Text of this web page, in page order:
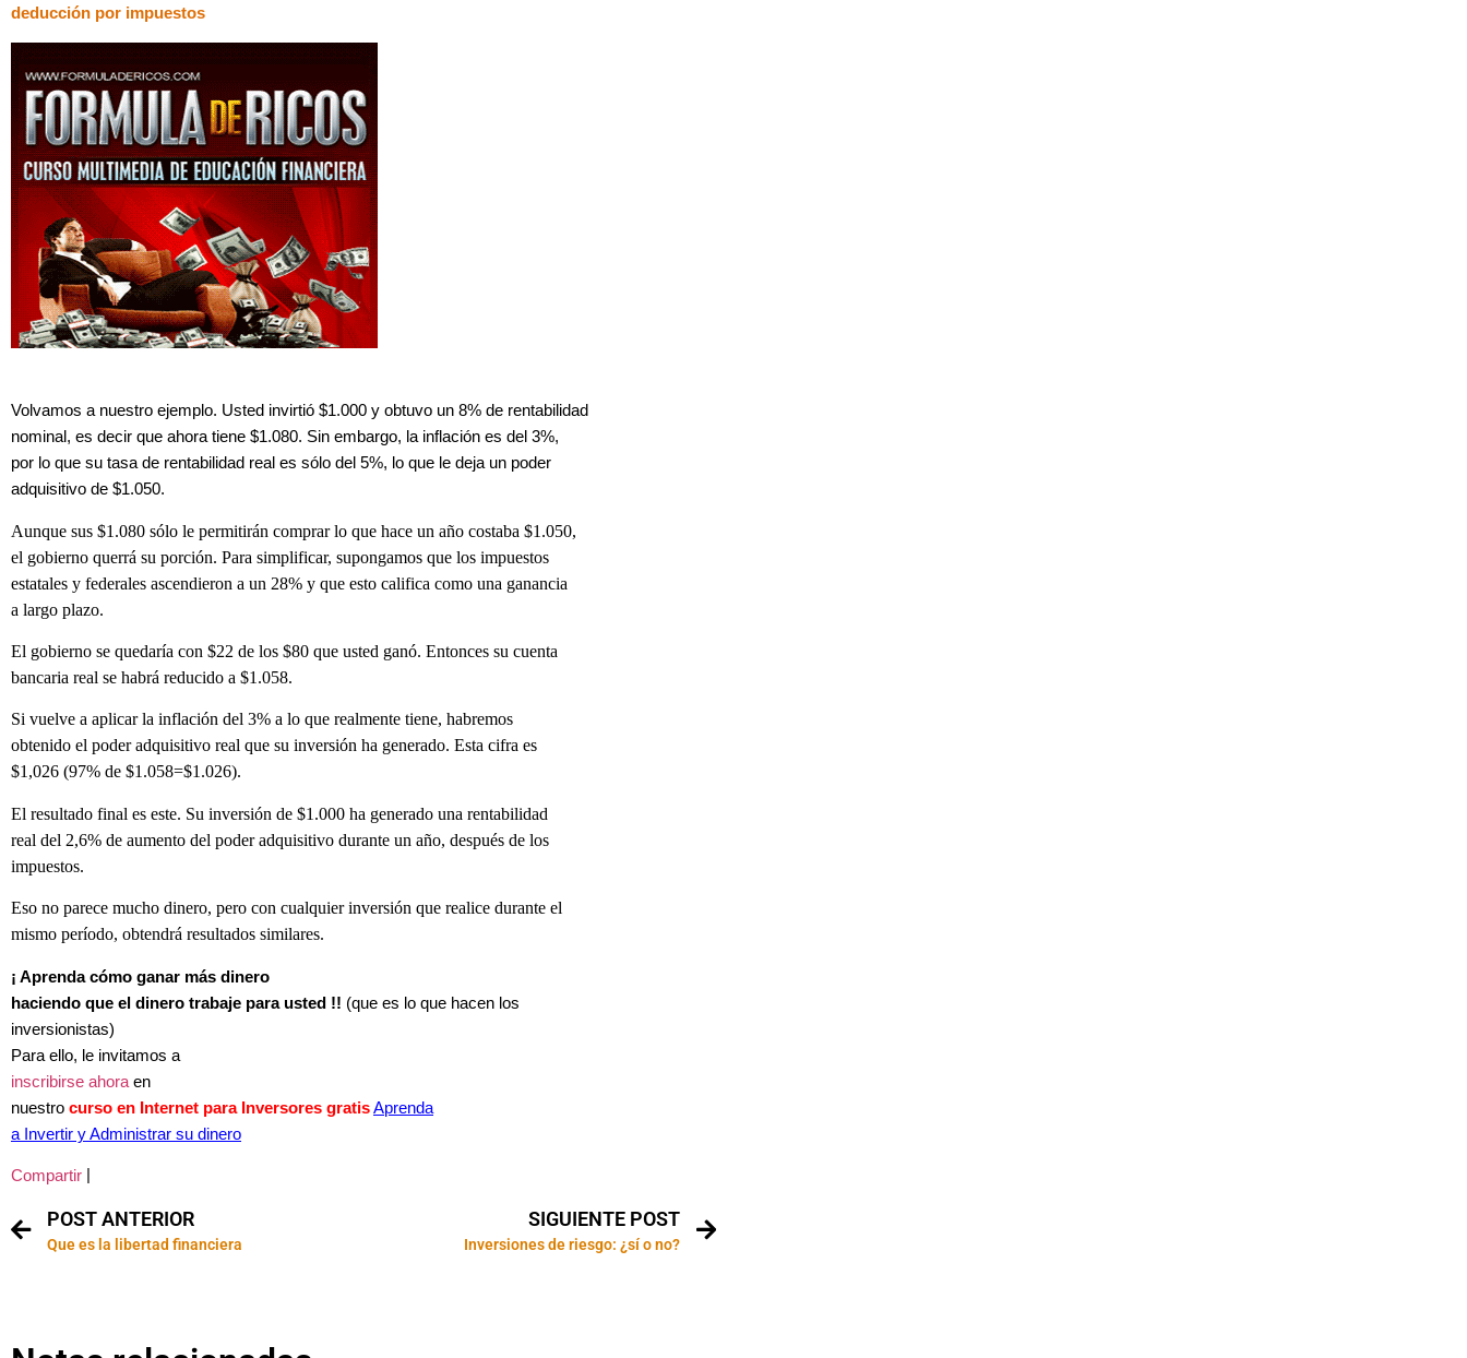
deducción por impuestos
Volvamos a nuestro ejemplo. Usted invirtió $1.000 y obtuvo un 8% de rentabilidad
nominal, es decir que ahora tiene $1.080. Sin embargo, la inflación es del 3%,
por lo que su tasa de rentabilidad real es sólo del 5%, lo que le deja un poder
adquisitivo de $1.050.
Aunque sus $1.080 sólo le permitirán comprar lo que hace un año costaba $1.050,
el gobierno querrá su porción. Para simplificar, supongamos que los impuestos
estatales y federales ascendieron a un 28% y que esto califica como una ganancia
a largo plazo.
El gobierno se quedaría con $22 de los $80 que usted ganó. Entonces su cuenta
bancaria real se habrá reducido a $1.058.
Si vuelve a aplicar la inflación del 3% a lo que realmente tiene, habremos
obtenido el poder adquisitivo real que su inversión ha generado. Esta cifra es
$1,026 (97% de $1.058=$1.026).
El resultado final es este. Su inversión de $1.000 ha generado una rentabilidad
real del 2,6% de aumento del poder adquisitivo durante un año, después de los
impuestos.
Eso no parece mucho dinero, pero con cualquier inversión que realice durante el
mismo período, obtendrá resultados similares.
¡ Aprenda cómo ganar más dinero
haciendo que el dinero trabaje para usted !! (que es lo que hacen los
inversionistas)
Para ello, le invitamos a
inscribirse ahora en
nuestro curso en Internet para Inversores gratisAprenda
a Invertir y Administrar su dinero
Compartir |
POST ANTERIOR
Que es la libertad financiera
SIGUIENTE POST
Inversiones de riesgo: ¿sí o no?